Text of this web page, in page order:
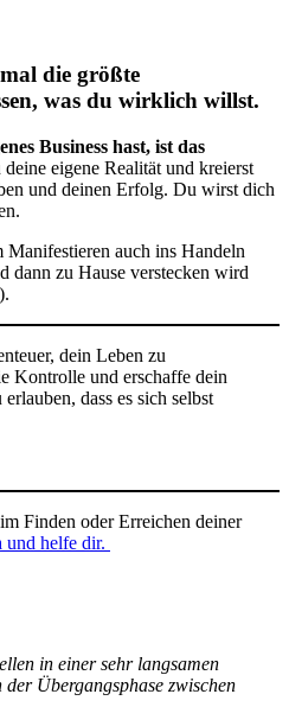
die größte
was du wirklich willst.
Business hast, ist das
deine eigene Realität und kreierst
und deinen Erfolg. Du wirst dich
auch ins Handeln
dann zu Hause verstecken wird
dein Leben zu
Kontrolle und erschaffe dein
dass es sich selbst
Finden oder Erreichen deiner
und helfe dir.
in einer sehr langsamen
Übergangsphase zwischen